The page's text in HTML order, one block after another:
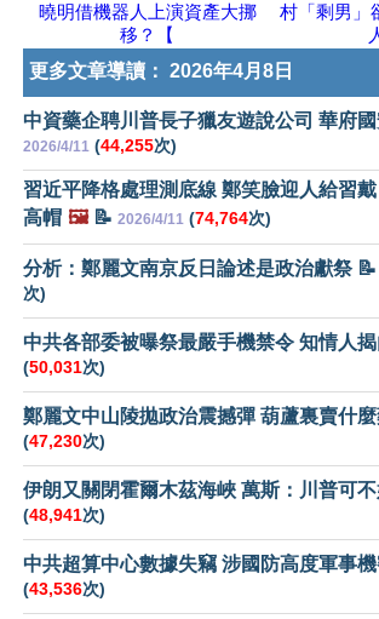
曉明借機器人上演資產大挪
移？【
村「剩男」
更多文章導讀： 2026年4月8日
中資藥企聘川普長子獵友遊說公司 華府
2026/4/11 (44,255次)
習近平降格處理測底線 鄭笑臉迎人給習戴
高帽 🖼️📝 2026/4/11 (74,764次)
分析：鄭麗文南京反日論述是政治獻祭 📝
次)
中共各部委被曝祭最嚴手機禁令 知情人
(50,031次)
鄭麗文中山陵拋政治震撼彈 葫蘆裏賣什
(47,230次)
伊朗又關閉霍爾木茲海峽 萬斯：川普可
(48,941次)
中共超算中心數據失竊 涉國防高度軍事
(43,536次)